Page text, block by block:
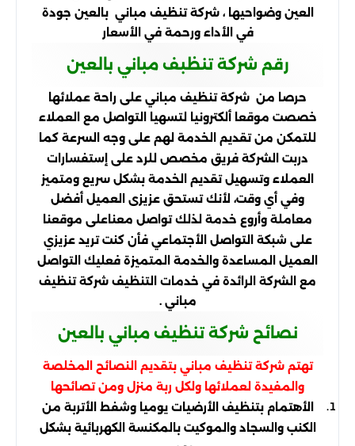
العين وضواحيها ، شركة تنظيف مباني بالعين جودة
في الأداء ورحمة في الأسعار
رقم شركة تنظبف مباني بالعين
حرصا من شركة تنظيف مباني على راحة عملائها
خصصت موقعا ألكترونيا لتسهيا التواصل مع العملاء
للتمكن من تقديم الخدمة لهم على وجه السرعة كما
دربت الشركة فريق مخصص للرد على إستفسارات
العملاء وتسهيل تقديم الخدمة بشكل سريع ومتميز
وفي أي وقت، لأنك تستحق عزيزى العميل أفضل
معاملة وأروع خدمة لذلك تواصل معناعلى موقعنا
على شبكة التواصل الأجتماعي فأن كنت تريد عزيزي
العميل المساعدة والخدمة المتميزة فعليك التواصل
مع الشركة الرائدة في خدمات التنظيف شركة تنظيف
مباني .
نصائح شركة تنظيف مباني بالعين
تهتم شركة تنظيف مباني بتقديم النصائح المخلصة
والمفيدة لعملائها ولكل ربة منزل ومن تصائحها
الأهتمام بتنظيف الأرضيات يوميا وشفط الأتربة من
الكنب والسجاد والموكيت بالمكنسة الكهربائية بشكل